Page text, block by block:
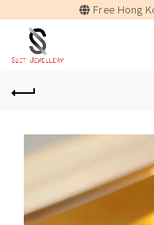
Free Hong